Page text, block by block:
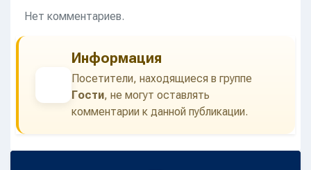
Нет комментариев.
Информация
Посетители, находящиеся в группе
Гости, не могут оставлять
комментарии к данной публикации.